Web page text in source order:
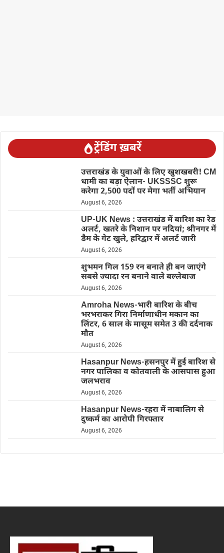
ट्रेंडिंग ख़बरें
उत्तराखंड के युवाओं के लिए खुशखबरी! CM
धामी का बड़ा ऐलान- UKSSSC शुरू
करेगा 2,500 पदों पर मेगा भर्ती अभियान
August 6, 2026
UP-UK News : उत्तराखंड में बारिश का रेड
अलर्ट, खतरे के निशान पर नदियां; श्रीनगर में
डैम के गेट खुले, हरिद्वार में अलर्ट जारी
August 6, 2026
शुभमन गिल 159 रन बनाते ही बन जाएंगे
सबसे ज्यादा रन बनाने वाले बल्लेबाज
August 6, 2026
Amroha News-भारी बारिश के बीच
भरभराकर गिरा निर्माणाधीन मकान का
लिंटर, 6 साल के मासूम समेत 3 की दर्दनाक
मौत
August 6, 2026
Hasanpur News-हसनपुर में हुई बारिश से
नगर पालिका व कोतवाली के आसपास हुआ
जलभराव
August 6, 2026
Hasanpur News-रहरा में नाबालिग से
दुष्कर्म का आरोपी गिरफ्तार
August 6, 2026